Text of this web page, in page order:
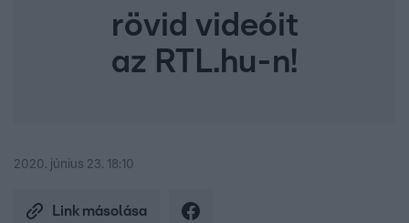
rövid videóit
az RTL.hu-n!
2020. június 23. 18:10
Link másolása